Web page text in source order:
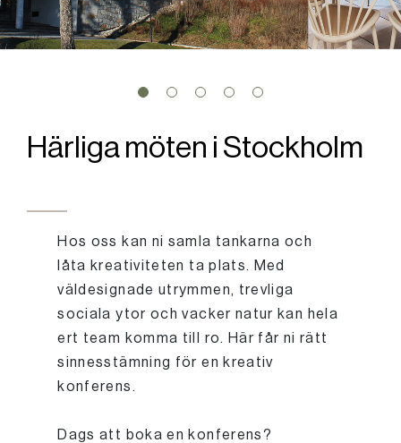
Härliga möten i Stockholm
Hos oss kan ni samla tankarna och
låta kreativiteten ta plats. Med
väldesignade utrymmen, trevliga
sociala ytor och vacker natur kan hela
ert team komma till ro. Här får ni rätt
sinnesstämning för en kreativ
konferens.
Dags att boka en konferens?